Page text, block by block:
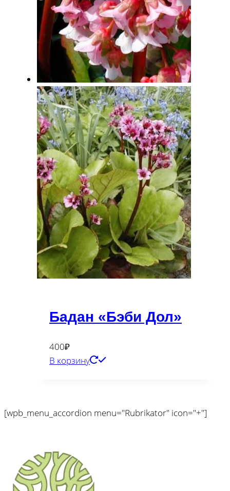
Бадан «Бэби Дол»
400₽
В корзину
[wpb_menu_accordion menu="Rubrikator" icon="+"]